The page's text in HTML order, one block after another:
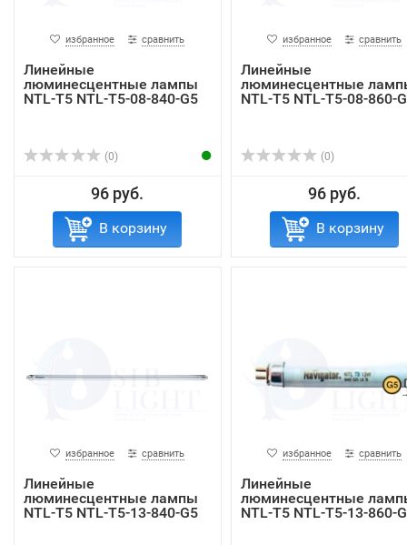
избранное сравнить
Линейные
люминесцентные лампы
NTL-T5 NTL-T5-08-840-G5
(0)
96 руб.
В корзину
избранное сравнить
Линейные
люминесцентные
NTL-T5 NTL-T5-08-860-
(0)
96 руб.
В корзину
избранное сравнить
Линейные
люминесцентные лампы
NTL-T5 NTL-T5-13-840-G5
избранное сравнить
Линейные
люминесцентные
NTL-T5 NTL-T5-13-860-